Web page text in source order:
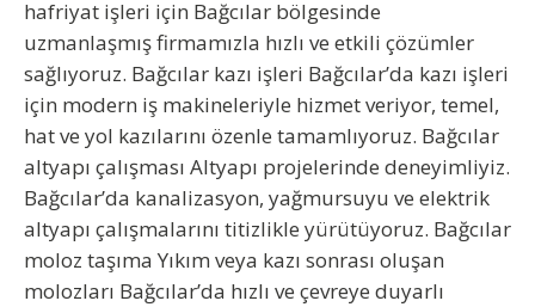
hafriyat işleri için Bağcılar bölgesinde
uzmanlaşmış firmamızla hızlı ve etkili çözümler
sağlıyoruz. Bağcılar kazı işleri Bağcılar’da kazı işleri
için modern iş makineleriyle hizmet veriyor, temel,
hat ve yol kazılarını özenle tamamlıyoruz. Bağcılar
altyapı çalışması Altyapı projelerinde deneyimliyiz.
Bağcılar’da kanalizasyon, yağmursuyu ve elektrik
altyapı çalışmalarını titizlikle yürütüyoruz. Bağcılar
moloz taşıma Yıkım veya kazı sonrası oluşan
molozları Bağcılar’da hızlı ve çevreye duyarlı